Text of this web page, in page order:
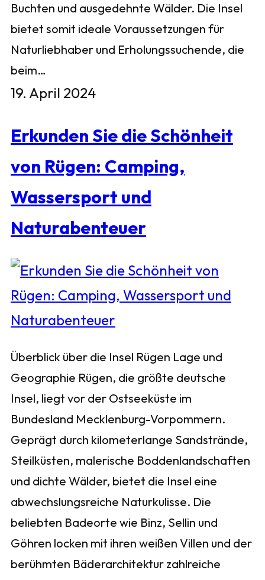
Buchten und ausgedehnte Wälder. Die Insel
bietet somit ideale Voraussetzungen für
Naturliebhaber und Erholungssuchende, die
beim…
19. April 2024
Erkunden Sie die Schönheit
von Rügen: Camping,
Wassersport und
Naturabenteuer
Überblick über die Insel Rügen Lage und
Geographie Rügen, die größte deutsche
Insel, liegt vor der Ostseeküste im
Bundesland Mecklenburg-Vorpommern.
Geprägt durch kilometerlange Sandstrände,
Steilküsten, malerische Boddenlandschaften
und dichte Wälder, bietet die Insel eine
abwechslungsreiche Naturkulisse. Die
beliebten Badeorte wie Binz, Sellin und
Göhren locken mit ihren weißen Villen und der
berühmten Bäderarchitektur zahlreiche